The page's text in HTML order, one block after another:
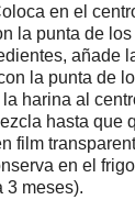
en el
la punta de
añade
la punta de
harina al
hasta que
film
en el
3 meses).